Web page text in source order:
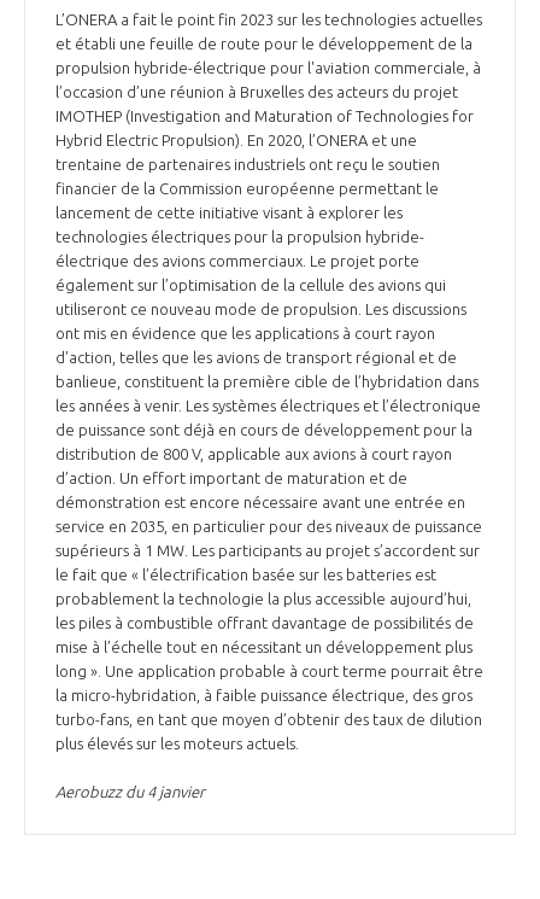
L’ONERA a fait le point fin 2023 sur les technologies actuelles
et établi une feuille de route pour le développement de la
propulsion hybride-électrique pour l'aviation commerciale, à
l’occasion d’une réunion à Bruxelles des acteurs du projet
IMOTHEP (Investigation and Maturation of Technologies for
Hybrid Electric Propulsion). En 2020, l’ONERA et une
trentaine de partenaires industriels ont reçu le soutien
financier de la Commission européenne permettant le
lancement de cette initiative visant à explorer les
technologies électriques pour la propulsion hybride-
électrique des avions commerciaux. Le projet porte
également sur l’optimisation de la cellule des avions qui
utiliseront ce nouveau mode de propulsion. Les discussions
ont mis en évidence que les applications à court rayon
d’action, telles que les avions de transport régional et de
banlieue, constituent la première cible de l’hybridation dans
les années à venir. Les systèmes électriques et l’électronique
de puissance sont déjà en cours de développement pour la
distribution de 800 V, applicable aux avions à court rayon
d’action. Un effort important de maturation et de
démonstration est encore nécessaire avant une entrée en
service en 2035, en particulier pour des niveaux de puissance
supérieurs à 1 MW. Les participants au projet s’accordent sur
le fait que « l’électrification basée sur les batteries est
probablement la technologie la plus accessible aujourd’hui,
les piles à combustible offrant davantage de possibilités de
mise à l’échelle tout en nécessitant un développement plus
long ». Une application probable à court terme pourrait être
la micro-hybridation, à faible puissance électrique, des gros
turbo-fans, en tant que moyen d’obtenir des taux de dilution
plus élevés sur les moteurs actuels.
Aerobuzz du 4 janvier